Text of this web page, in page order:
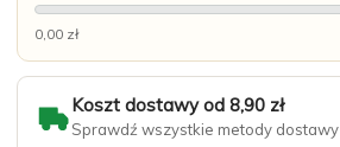
0,00 zł
Koszt dostawy od 8,90 zł
Sprawdź wszystkie metody dostawy